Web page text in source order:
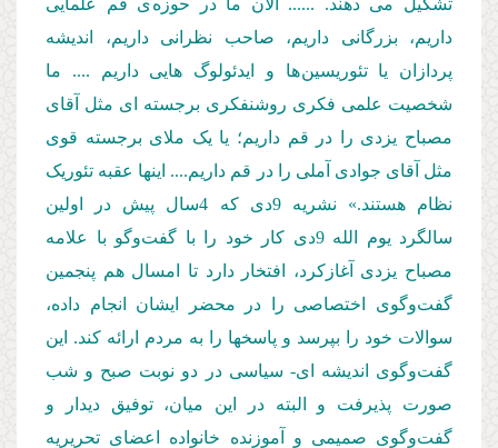
تشکیل می دهند. ...... الان ما در حوزه ی قم علمایی
داریم، بزرگانی داریم، صاحب نظرانی داریم، اندیشه
پردازان یا تئوریسین ها و ایدئولوگ هایی داریم .... ما
شخصیت علمی فکری روشنفکری برجسته ای مثل آقای
مصباح یزدی را در قم داریم؛ یا یک ملای برجسته قوی
مثل آقای جوادی آملی را در قم داریم.... اینها عقبه تئوریک
نظام هستند.» نشریه 9دی که 4سال پیش در اولین
سالگرد یوم الله 9دی کار خود را با گفت‌وگو با علامه
مصباح یزدی آغازکرد، افتخار دارد تا امسال هم پنجمین
گفت‌وگوی اختصاصی را در محضر ایشان انجام داده،
سوالات خود را بپرسد و پاسخها را به مردم ارائه کند. این
گفت‌وگوی اندیشه ای- سیاسی در دو نوبت صبح و شب
صورت پذیرفت و البته در این میان، توفیق دیدار و
گفت‌وگوی صمیمی و آموزنده خانواده اعضای تحریریه